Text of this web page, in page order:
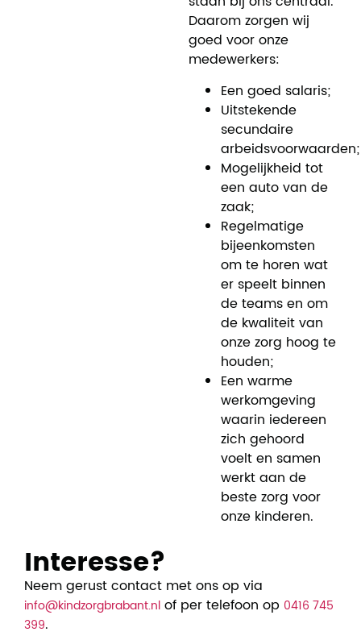
Daarom zorgen wij
goed voor onze
medewerkers:
Een goed salaris;
Uitstekende
secundaire
arbeidsvoorwaarden;
Mogelijkheid tot
een auto van de
zaak;
Regelmatige
bijeenkomsten
om te horen wat
er speelt binnen
de teams en om
de kwaliteit van
onze zorg hoog te
houden;
Een warme
werkomgeving
waarin iedereen
zich gehoord
voelt en samen
werkt aan de
beste zorg voor
onze kinderen.
Interesse?
Neem gerust contact met ons op via
info@kindzorgbrabant.nl of per telefoon op 0416 745
399.